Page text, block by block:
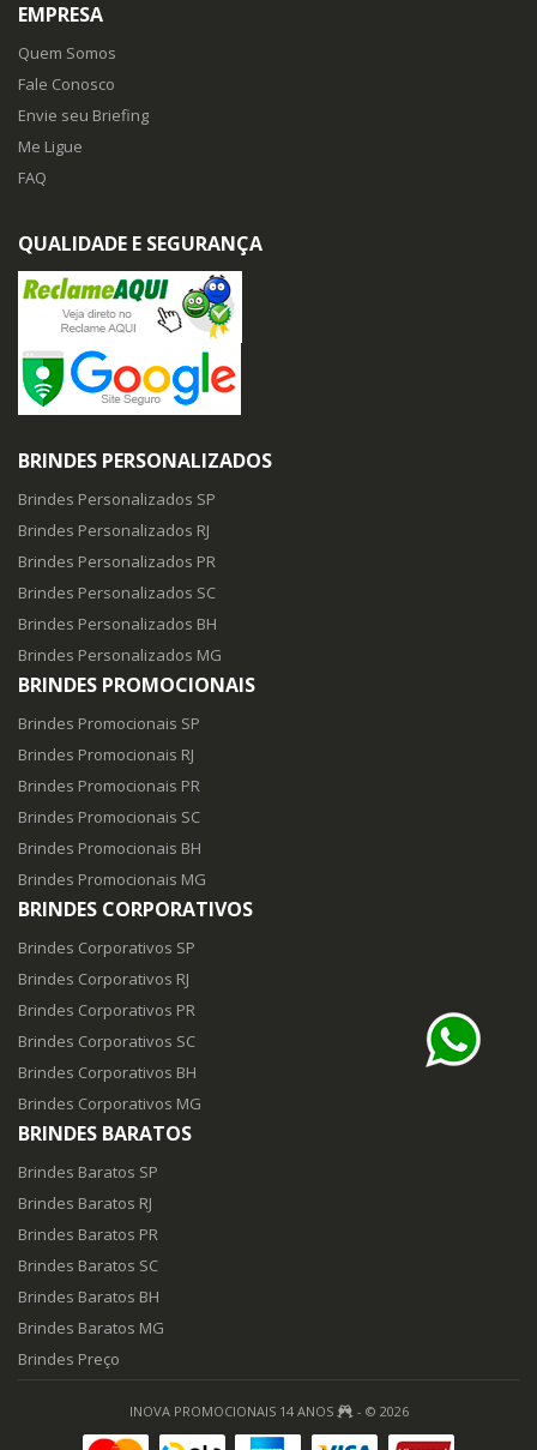
EMPRESA
Quem Somos
Fale Conosco
Envie seu Briefing
Me Ligue
FAQ
QUALIDADE E SEGURANÇA
BRINDES PERSONALIZADOS
Brindes Personalizados SP
Brindes Personalizados RJ
Brindes Personalizados PR
Brindes Personalizados SC
Brindes Personalizados BH
Brindes Personalizados MG
BRINDES PROMOCIONAIS
Brindes Promocionais SP
Brindes Promocionais RJ
Brindes Promocionais PR
Brindes Promocionais SC
Brindes Promocionais BH
Brindes Promocionais MG
BRINDES CORPORATIVOS
Brindes Corporativos SP
Brindes Corporativos RJ
Brindes Corporativos PR
Brindes Corporativos SC
Brindes Corporativos BH
Brindes Corporativos MG
BRINDES BARATOS
Brindes Baratos SP
Brindes Baratos RJ
Brindes Baratos PR
Brindes Baratos SC
Brindes Baratos BH
Brindes Baratos MG
Brindes Preço
INOVA PROMOCIONAIS 14 ANOS - © 2026